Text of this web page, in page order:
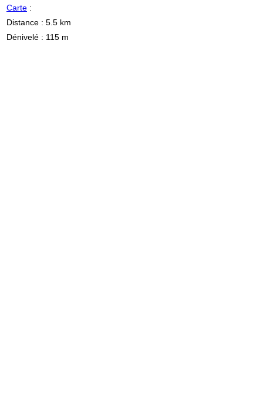
Carte :
Distance : 5.5 km
Dénivelé : 115 m